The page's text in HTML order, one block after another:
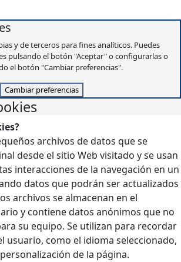
y de terceros para fines analíticos. Puedes
pulsando el botón "Aceptar" o configurarlas o
el botón "Cambiar preferencias".
Cambiar preferencias
archivos de datos que se
desde el sitio Web visitado y se usan
interacciones de la navegación en un
datos que podrán ser actualizados
archivos se almacenan en el
y contiene datos anónimos que no
su equipo. Se utilizan para recordar
usuario, como el idioma seleccionado,
de la página.